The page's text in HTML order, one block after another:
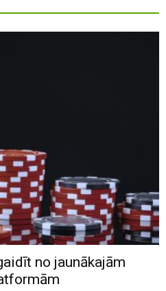
no jaunākajām